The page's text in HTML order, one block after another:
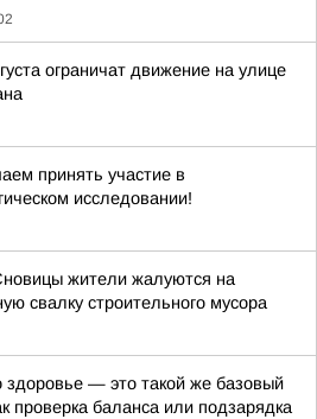
ограничат движение на улице
принять участие в
исследовании!
жители жалуются на
свалку строительного мусора
здоровье — это такой же базовый
проверка баланса или подзарядка